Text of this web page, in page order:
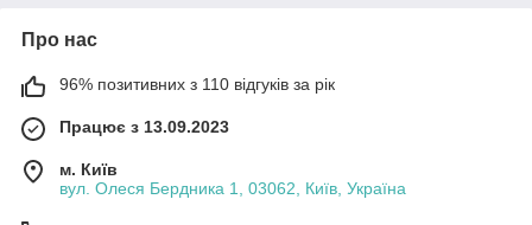
Про нас
96% позитивних з 110 відгуків за рік
Працює з 13.09.2023
м. Київ
вул. Олеся Бердника 1, 03062, Київ, Україна